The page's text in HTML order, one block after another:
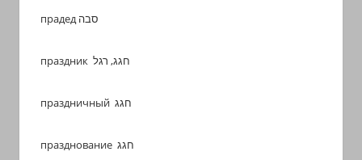
прадед סבה
праздник חגג, רגל
праздничный חגג
празднование חגג